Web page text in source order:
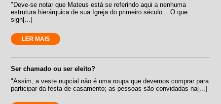
"Deve-se notar que Mateus está se referindo aqui a nenhuma
estrutura hierárquica de sua Igreja do primeiro século... O que
sign[...]
LER MAIS
Ser chamado ou ser eleito?
"Assim, a veste nupcial não é uma roupa que devemos comprar para
participar da festa de casamento; as pessoas são convidadas na[...]